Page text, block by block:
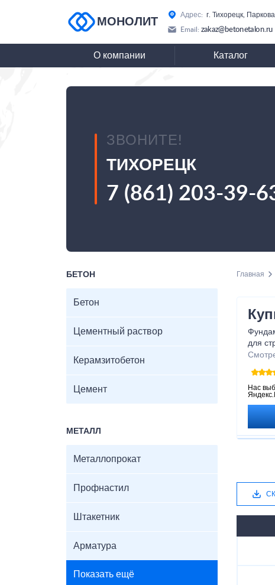
МОНОЛИТ
Адрес: г. Тихорецк,
Email: zakaz@betonetalon.ru
О компании Каталог
ЗВОНИТЕ!
ТИХОРЕЦК
7 (861) 203-39-
БЕТОН
Бетон
Цементный раствор
Керамзитобетон
Цемент
МЕТАЛЛ
Металлопрокат
Профнастил
Штакетник
Арматура
Показать ещё
Главная
для
Нас